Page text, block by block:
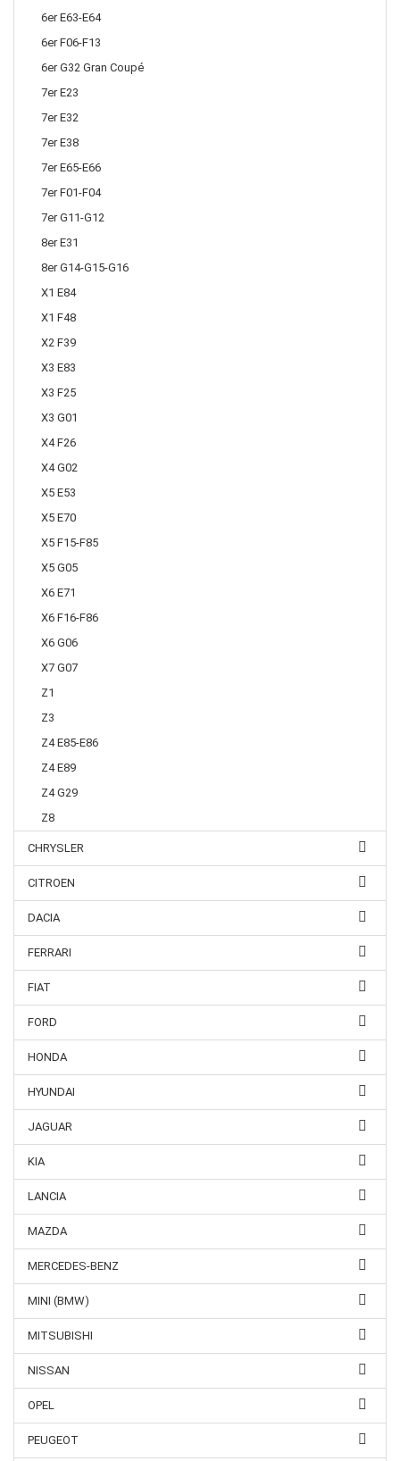
6er E63-E64
6er F06-F13
6er G32 Gran Coupé
7er E23
7er E32
7er E38
7er E65-E66
7er F01-F04
7er G11-G12
8er E31
8er G14-G15-G16
X1 E84
X1 F48
X2 F39
X3 E83
X3 F25
X3 G01
X4 F26
X4 G02
X5 E53
X5 E70
X5 F15-F85
X5 G05
X6 E71
X6 F16-F86
X6 G06
X7 G07
Z1
Z3
Z4 E85-E86
Z4 E89
Z4 G29
Z8
CHRYSLER
CITROEN
DACIA
FERRARI
FIAT
FORD
HONDA
HYUNDAI
JAGUAR
KIA
LANCIA
MAZDA
MERCEDES-BENZ
MINI (BMW)
MITSUBISHI
NISSAN
OPEL
PEUGEOT